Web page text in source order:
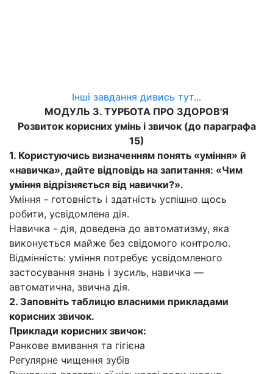
Інші завдання дивись тут...
МОДУЛЬ 3. ТУРБОТА ПРО ЗДОРОВ'Я
Розвиток корисних умінь і звичок (до параграфа
15)
1. Користуючись визначенням понять «уміння» й
«навичка», дайте відповідь на запитання: «Чим
уміння відрізняється від навички?».
Уміння - готовність і здатність успішно щось
робити, усвідомлена дія.
Навичка - дія, доведена до автоматизму, яка
виконується майже без свідомого контролю.
Відмінність: уміння потребує усвідомленого
застосування знань і зусиль, навичка —
автоматична, звична дія.
2. Заповніть таблицю власними прикладами
корисних звичок.
Приклади корисних звичок:
Ранкове вмивання та гігієна
Регулярне чищення зубів